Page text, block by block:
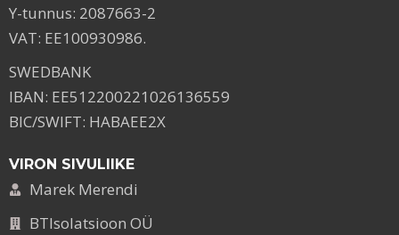
Y-tunnus: 2087663-2
VAT: EE100930986.
SWEDBANK
IBAN: EE512200221026136559
BIC/SWIFT: HABAEE2X
VIRON SIVULIIKE
Marek Merendi
BTIsolatsioon OÜ